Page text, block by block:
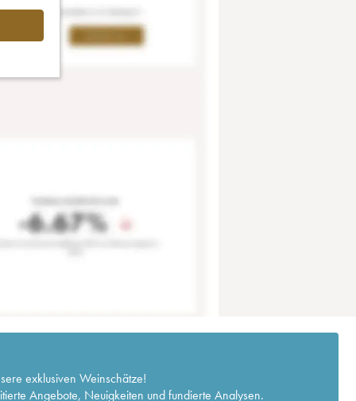
exklusiven Weinschätze!
Angebote, Neuigkeiten und fundierte Analysen.